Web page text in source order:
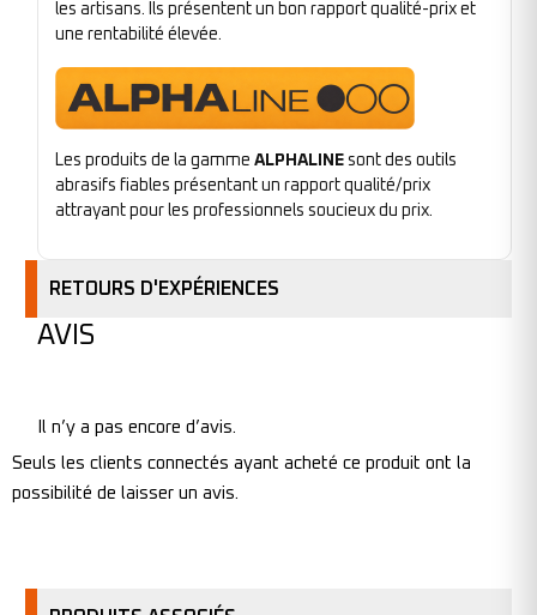
les artisans. Ils présentent un bon rapport qualité-prix et
une rentabilité élevée.
Les produits de la gamme ALPHALINE sont des outils
abrasifs fiables présentant un rapport qualité/prix
attrayant pour les professionnels soucieux du prix.
RETOURS D'EXPÉRIENCES
AVIS
Il n’y a pas encore d’avis.
Seuls les clients connectés ayant acheté ce produit ont la
possibilité de laisser un avis.